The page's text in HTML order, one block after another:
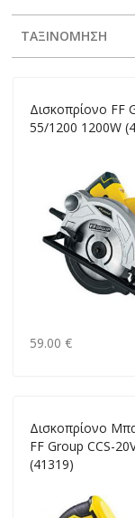
ΤΑΞΙΝΟΜΗΣΗ
Δισκοπρίονο FF
55/1200 1200W
59.00 €
Δισκοπρίονο
FF Group CCS-
(41319)